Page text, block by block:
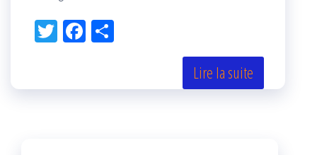
Tw Fac
k r
Lire la suite